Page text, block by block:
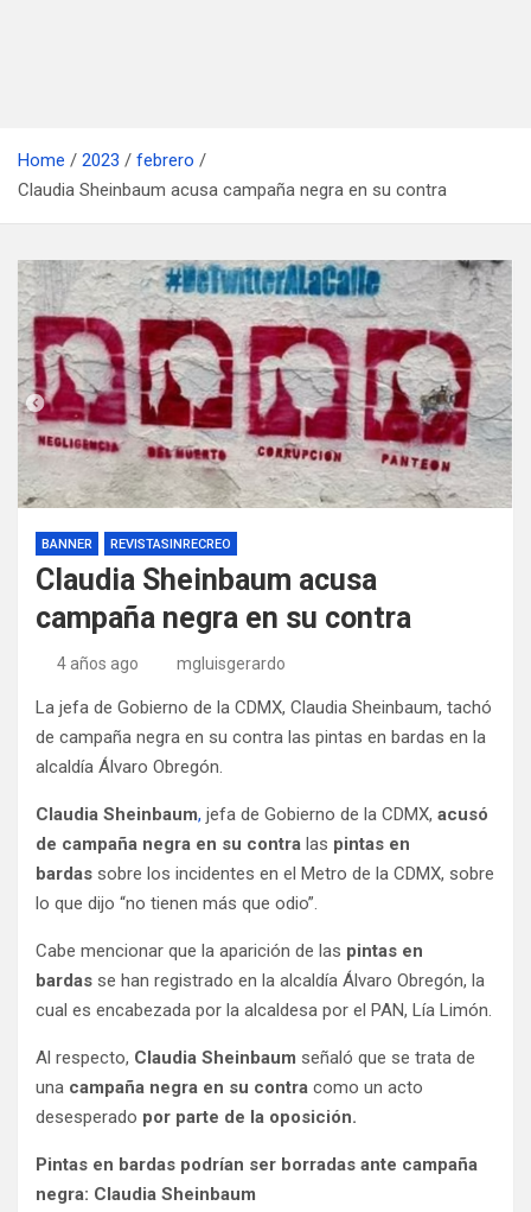
Home 2023
febrero
Claudia Sheinbaum acusa campaña negra en su contra
BANNER REVISTASINRECREO
Claudia Sheinbaum acusa
campaña negra en su contra
4 años ago mgluisgerardo
La jefa de Gobierno de la CDMX, Claudia Sheinbaum, tachó
de campaña negra en su contra las pintas en bardas en la
alcaldía Álvaro Obregón.
Claudia Sheinbaum, jefa de Gobierno de la CDMX, acusó
de campaña negra en su contra las pintas en
bardas sobre los incidentes en el Metro de la CDMX, sobre
lo que dijo “no tienen más que odio”.
Cabe mencionar que la aparición de las pintas en
bardas se han registrado en la alcaldía Álvaro Obregón, la
cual es encabezada por la alcaldesa por el PAN, Lía Limón.
Al respecto, Claudia Sheinbaum señaló que se trata de
una campaña negra en su contra como un acto
desesperado por parte de la oposición.
Pintas en bardas podrían ser borradas ante campaña
negra: Claudia Sheinbaum